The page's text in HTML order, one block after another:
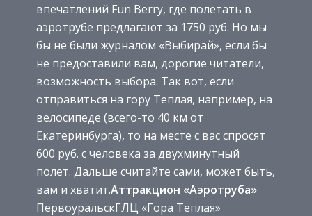
впечатлений Fun Berry, где полетать в
аэротрубе предлагают за 1750 руб. Но мы
бы не были журналом «Выбирай», если бы
не предоставили вам, дорогие читатели,
возможность выбора. Так вот, если
отправиться на гору Теплая, например, на
велосипеде (всего-то 40 км от
Екатеринбурга), то на месте с вас спросят
600 руб. с человека за двухминутный
полет. Дальше считайте сами, может быть,
вам и хватит.Аттракцион «Аэротруба»
ПервоуральскГЛЦ «Гора Теплая»